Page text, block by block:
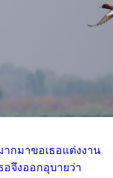
กมาขอเธอแต่งงาน
อจึงออกอุบายว่า